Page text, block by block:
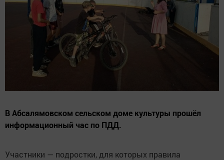
В Абсалямовском сельском доме культуры прошёл
информационный час по ПДД.
Участники — подростки, для которых правила